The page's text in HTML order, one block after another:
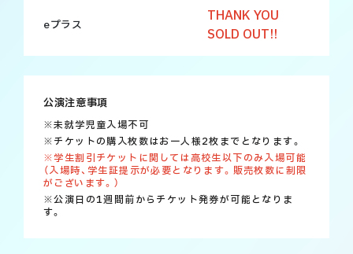
eプラス
THANK YOU
SOLD OUT!!
公演注意事項
※未就学児童入場不可
※チケットの購入枚数はお一人様2枚までとなります。
※学生割引チケットに関しては高校生以下のみ入場可能
（入場時、学生証提示が必要となります。販売枚数に制限
がございます。）
※公演日の1週間前からチケット発券が可能となりま
す。